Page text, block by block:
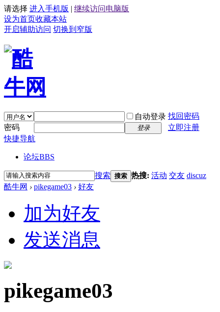
请选择 进入手机版 | 继续访问电脑版
设为首页收藏本站
开启辅助访问 切换到窄版
自动登录 找回密码
密码
登录
立即注册
快捷导航
论坛BBS
搜索 搜索 热搜: 活动 交友 discuz
酷牛网 › pikegame03 › 好友
加为好友
发送消息
pikegame03